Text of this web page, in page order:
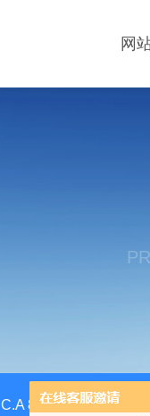
网
C.A 8336CA三相电能